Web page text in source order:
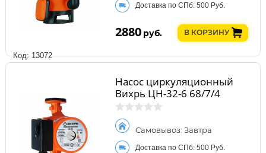
Код: 13072
Доставка по СПб: 500 Руб.
2880 руб. В КОРЗИНУ
Насос циркуляционный
Вихрь ЦН-32-6 68/7/4
Самовывоз: Завтра
Доставка по СПб: 500 Руб.